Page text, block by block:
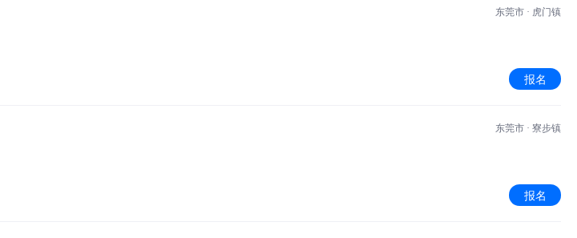
东莞市 · 虎门镇
报名
东莞市 · 寮步镇
报名